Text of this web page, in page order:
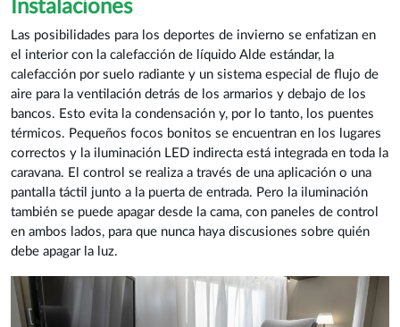
Instalaciones
Las posibilidades para los deportes de invierno se enfatizan en
el interior con la calefacción de líquido Alde estándar, la
calefacción por suelo radiante y un sistema especial de flujo de
aire para la ventilación detrás de los armarios y debajo de los
bancos. Esto evita la condensación y, por lo tanto, los puentes
térmicos. Pequeños focos bonitos se encuentran en los lugares
correctos y la iluminación LED indirecta está integrada en toda la
caravana. El control se realiza a través de una aplicación o una
pantalla táctil junto a la puerta de entrada. Pero la iluminación
también se puede apagar desde la cama, con paneles de control
en ambos lados, para que nunca haya discusiones sobre quién
debe apagar la luz.